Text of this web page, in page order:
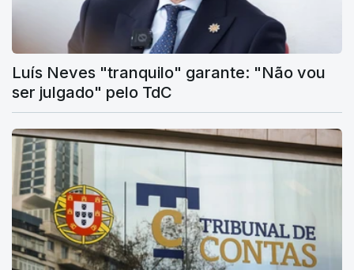
Luís Neves "tranquilo" garante: "Não vou
ser julgado" pelo TdC